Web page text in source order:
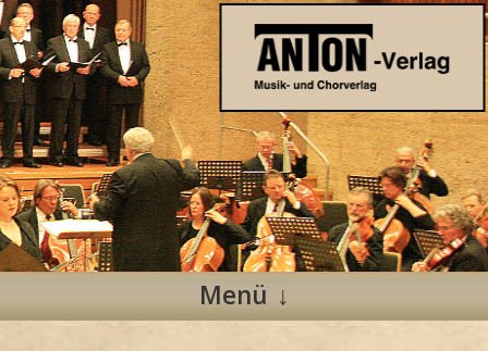
Anton Verlag
Musik- und Chorverlag
Menü